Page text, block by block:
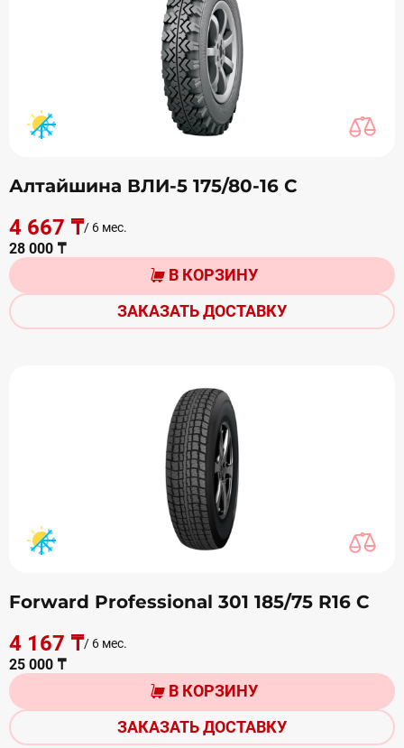
Алтайшина ВЛИ-5 175/80-16 С
4 667 ₸/ 6 мес.
28 000 ₸
В КОРЗИНУ
ЗАКАЗАТЬ ДОСТАВКУ
Forward Professional 301 185/75 R16 С
4 167 ₸/ 6 мес.
25 000 ₸
В КОРЗИНУ
ЗАКАЗАТЬ ДОСТАВКУ